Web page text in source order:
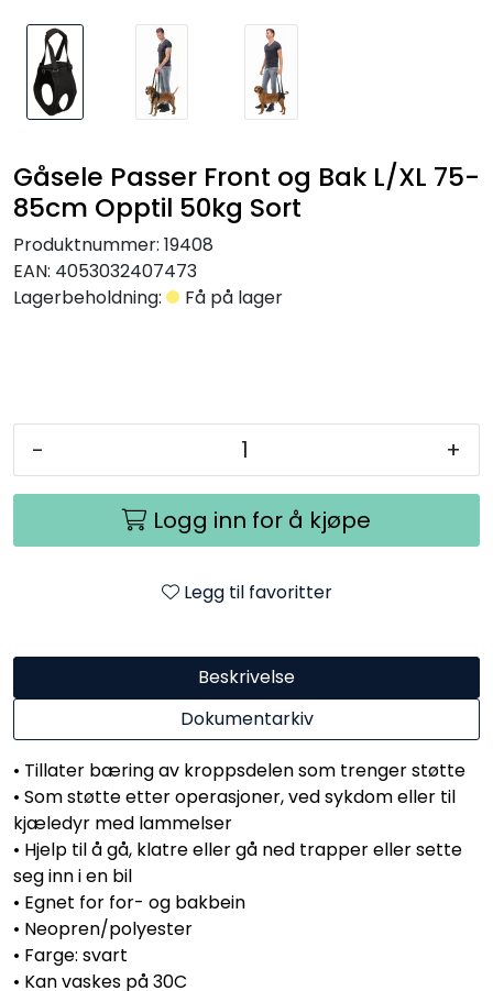
Gåsele Passer Front og Bak L/XL 75-
85cm Opptil 50kg Sort
Produktnummer: 19408
EAN: 4053032407473
Lagerbeholdning:
Få på lager
- +
Logg inn for å kjøpe
Legg til favoritter
Beskrivelse
Dokumentarkiv
• Tillater bæring av kroppsdelen som trenger støtte
• Som støtte etter operasjoner, ved sykdom eller til
kjæledyr med lammelser
• Hjelp til å gå, klatre eller gå ned trapper eller sette
seg inn i en bil
• Egnet for for- og bakbein
• Neopren/polyester
• Farge: svart
​​​​​​​• Kan vaskes på 30C